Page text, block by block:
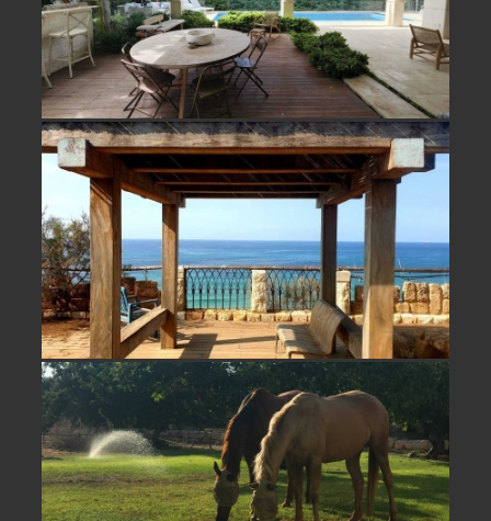
למכירה קו ראשון לים בבית ינאי- לא
אקטואלי
נחלה מדהימה למכירה/ השכרה במושב
פסטורלי בשרון